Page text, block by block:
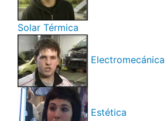
Solar Térmica
Estética